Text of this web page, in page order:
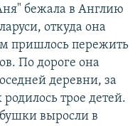
бежала в Англию
откуда она
пришлось пережить
По дороге она
деревни, за
трое детей.
выросли в